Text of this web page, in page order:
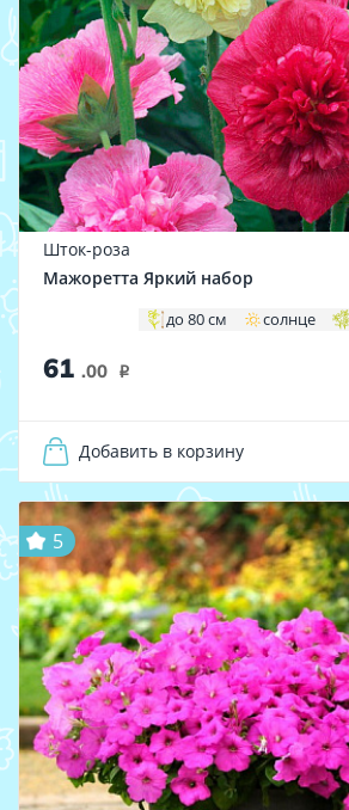
Шток-роза
Мажоретта Яркий набор
до 80 см солнце
61 .00 i
Добавить в корзину
5